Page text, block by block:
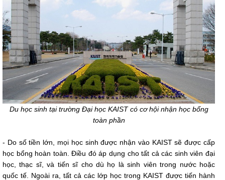
Du học sinh tại trường Đại học KAIST có cơ hội nhận học bổng
toàn phần
- Do số tiền lớn, mọi học sinh được nhận vào KAIST sẽ được cấp
học bổng hoàn toàn. Điều đó áp dụng cho tất cả các sinh viên đại
học, thạc sĩ, và tiến sĩ cho dù họ là sinh viên trong nước hoặc
quốc tế. Ngoài ra, tất cả các lớp học trong KAIST được tiến hành